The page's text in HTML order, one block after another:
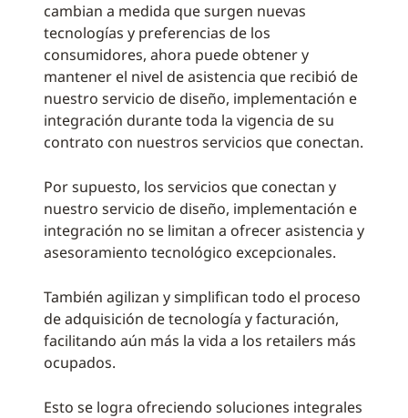
cambian a medida que surgen nuevas
tecnologías y preferencias de los
consumidores, ahora puede obtener y
mantener el nivel de asistencia que recibió de
nuestro servicio de diseño, implementación e
integración durante toda la vigencia de su
contrato con nuestros servicios que conectan.
Por supuesto, los servicios que conectan y
nuestro servicio de diseño, implementación e
integración no se limitan a ofrecer asistencia y
asesoramiento tecnológico excepcionales.
También agilizan y simplifican todo el proceso
de adquisición de tecnología y facturación,
facilitando aún más la vida a los retailers más
ocupados.
Esto se logra ofreciendo soluciones integrales